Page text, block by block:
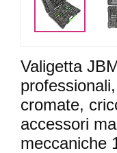
​Valigetta
cromate,
accessori
meccaniche